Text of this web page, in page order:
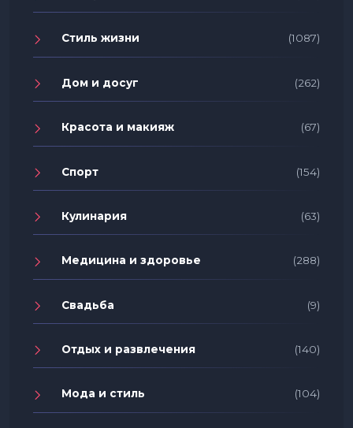
Стиль жизни (1087)
Дом и досуг (262)
Красота и макияж (67)
Спорт (154)
Кулинария (63)
Медицина и здоровье (288)
Свадьба (9)
Отдых и развлечения (140)
Мода и стиль (104)